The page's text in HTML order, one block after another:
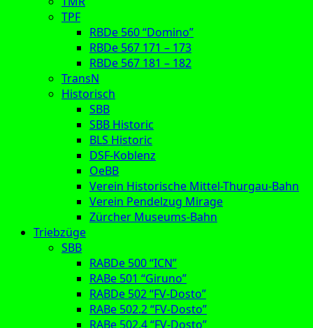
TPF
RBDe 560 “Domino”
RBDe 567 171 – 173
RBDe 567 181 – 182
TransN
Historisch
SBB
SBB Historic
BLS Historic
DSF-Koblenz
OeBB
Verein Historische Mittel-Thurgau-Bahn
Verein Pendelzug Mirage
Zürcher Museums-Bahn
Triebzüge
SBB
RABDe 500 “ICN”
RABe 501 “Giruno”
RABDe 502 “FV-Dosto”
RABe 502.2 “FV-Dosto”
RABe 502.4 “FV-Dosto”